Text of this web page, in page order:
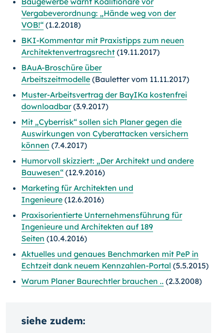
Vergabeverordnung: „Hände weg von der
VOB!“ (1.2.2018)
BKI-Kommentar mit Praxistipps zum neuen
Architektenvertragsrecht (19.11.2017)
BAuA-Broschüre über
Arbeitszeitmodelle (Bauletter vom 11.11.2017)
Muster-Arbeitsvertrag der BayIKa kostenfrei
downloadbar(3.9.2017)
Mit „Cyberrisk“ sollen sich Planer gegen die
Auswirkungen von Cyberattacken versichern
können (7.4.2017)
Humorvoll skizziert: „Der Architekt und andere
Bauwesen“ (12.9.2016)
Marketing für Architekten und
Ingenieure (12.6.2016)
Praxisorientierte Unternehmensführung für
Ingenieure und Architekten auf 189
Seiten (10.4.2016)
Aktuelles und genaues Benchmarken mit PeP in
Echtzeit dank neuem Kennzahlen-Portal (5.5.2015)
Warum Planer Baurechtler brauchen .. (2.3.2008)
siehe zudem: